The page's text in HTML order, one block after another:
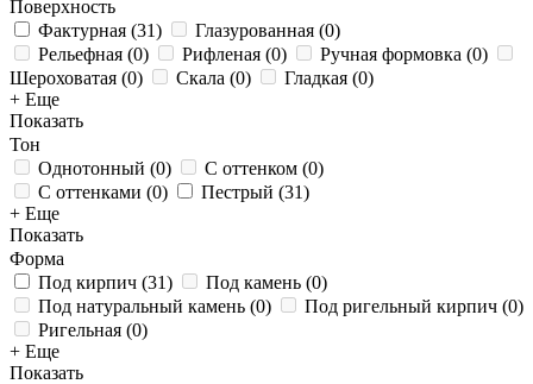
Поверхность
Фактурная (31) Глазурованная (0)
Рельефная (0) Рифленая (0) Ручная формовка (0)
Шероховатая (0) Скала (0) Гладкая (0)
+ Еще
Показать
Тон
Однотонный (0) С оттенком (0)
С оттенками (0) Пестрый (31)
+ Еще
Показать
Форма
Под кирпич (31) Под камень (0)
Под натуральный камень (0) Под ригельный кирпич (0)
Ригельная (0)
+ Еще
Показать